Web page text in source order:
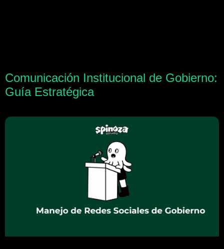
Comunicación Institucional de Gobierno:
Guía Estratégica